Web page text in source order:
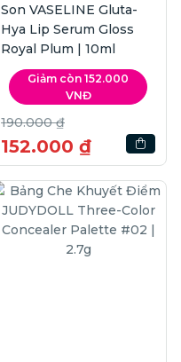
Son VASELINE Gluta-
Hya Lip Serum Gloss
Royal Plum | 10ml
Giảm còn 152.000
VNĐ
190.000 ₫
152.000 ₫